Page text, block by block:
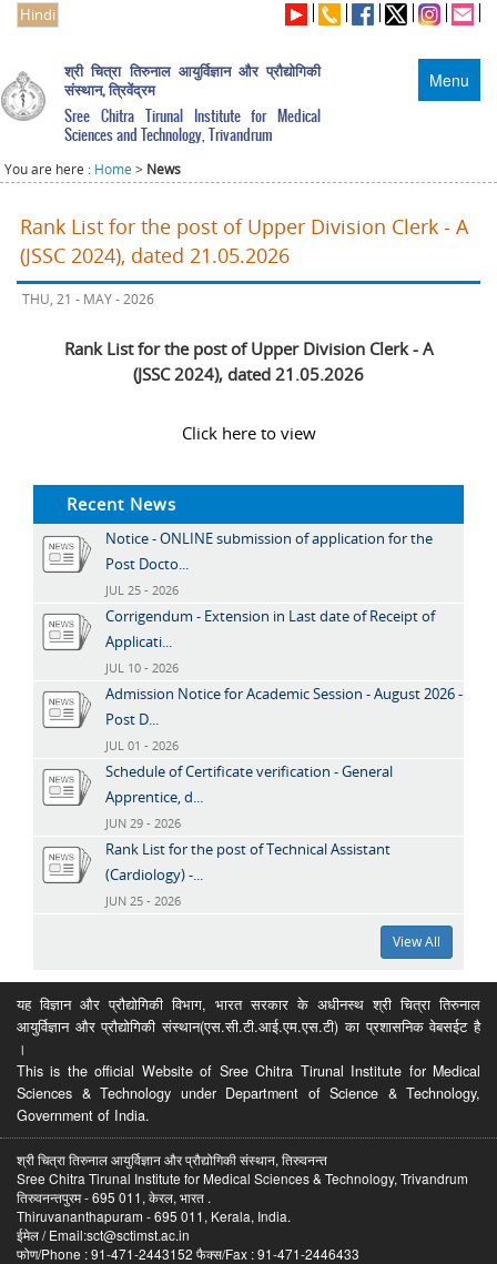
Hindi
Menu
श्री चित्रा तिरुनाल आयुर्विज्ञान और प्रौद्योगिकी
संस्थान, त्रिवेंद्रम
Sree Chitra Tirunal Institute for Medical
Sciences and Technology, Trivandrum
You are here : Home > News
Rank List for the post of Upper Division Clerk - A
(JSSC 2024), dated 21.05.2026
THU, 21 - MAY - 2026
Rank List for the post of Upper Division Clerk - A
(JSSC 2024), dated 21.05.2026
Click here to view
Recent News
Notice - ONLINE submission of application for the
Post Docto...
JUL 25 - 2026
Corrigendum - Extension in Last date of Receipt of
Applicati...
JUL 10 - 2026
Admission Notice for Academic Session - August 2026 -
Post D...
JUL 01 - 2026
Schedule of Certificate verification - General
Apprentice, d...
JUN 29 - 2026
Rank List for the post of Technical Assistant
(Cardiology) -...
JUN 25 - 2026
View All
यह विज्ञान और प्रौद्योगिकी विभाग, भारत सरकार के अधीनस्थ श्री चित्रा तिरुनाल
आयुर्विज्ञान और प्रौद्योगिकी संस्थान(एस.सी.टी.आई.एम.एस.टी) का प्रशासनिक वेबसईट है
।
This is the official Website of Sree Chitra Tirunal Institute for Medical
Sciences & Technology under Department of Science & Technology,
Government of India.
श्री चित्रा तिरुनाल आयुर्विज्ञान और प्रौद्योगिकी संस्थान, तिरुवनन्त
Sree Chitra Tirunal Institute for Medical Sciences & Technology, Trivandrum
तिरुवनन्तपुरम - 695 011, केरल, भारत .
Thiruvananthapuram - 695 011, Kerala, India.
ईमेल / Email:sct@sctimst.ac.in
फोण/Phone : 91-471-2443152 फैक्स/Fax : 91-471-2446433